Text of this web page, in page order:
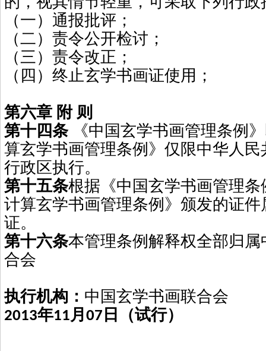
（一）通报批评；
（二）责令公开检讨；
（三）责令改正；
（四）终止玄学书画证使用；
第六章 附 则
第十四条
《中国玄学书画管理条例
算玄学书画管理条例》仅限中华人
行政区执行。
第十五条根据《中国玄学书画管理
计算玄学书画管理条例》颁发的证
证。
第十六条本管理条例解释权全部归
合会
执行机构： 中国玄学书画联合会
2013年11月 07 日（试行）